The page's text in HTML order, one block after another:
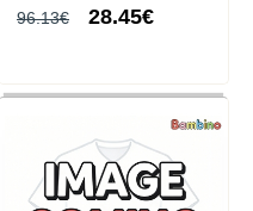
96.13€ 28.45€